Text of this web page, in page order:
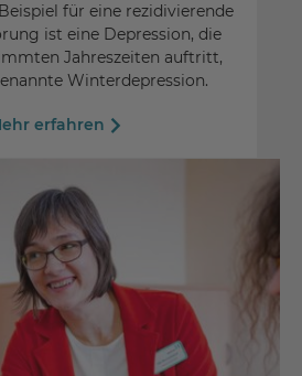
für eine rezidivierende
ist eine Depression, die
Jahreszeiten auftritt,
Winterdepression.
erfahren